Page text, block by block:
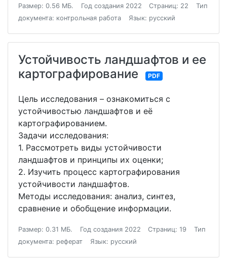
Размер: 0.56 МБ. Год создания 2022 Страниц: 22
Тип
документа: контрольная работа
Язык: русский
Устойчивость ландшафтов и ее
картографирование
PDF
Цель исследования – ознакомиться с
устойчивостью ландшафтов и её
картографированием.
Задачи исследования:
1. Рассмотреть виды устойчивости
ландшафтов и принципы их оценки;
2. Изучить процесс картографирования
устойчивости ландшафтов.
Методы исследования: анализ, синтез,
сравнение и обобщение информации.
Размер: 0.31 МБ. Год создания 2022 Страниц: 19
Тип
документа: реферат
Язык: русский